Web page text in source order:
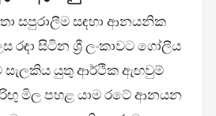
සපුරාලීම සඳහා ආනයනික
රඳා සිටින ශ්‍රී ලංකාවට ගෝලීය
සැලකිය යුතු ආර්ථික ඇඟවුම්
මිල පහළ යාම රටේ ආනයන